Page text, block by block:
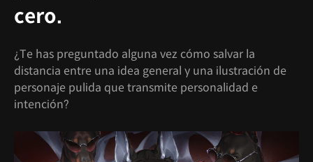
cero.
¿Te has preguntado alguna vez cómo salvar la
distancia entre una idea general y una ilustración de
personaje pulida que transmite personalidad e
intención?